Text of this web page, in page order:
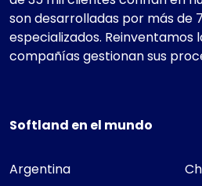
son desarrolladas por más de
especializados. Reinventamos
compañías gestionan sus
Softland en el mundo
Argentina